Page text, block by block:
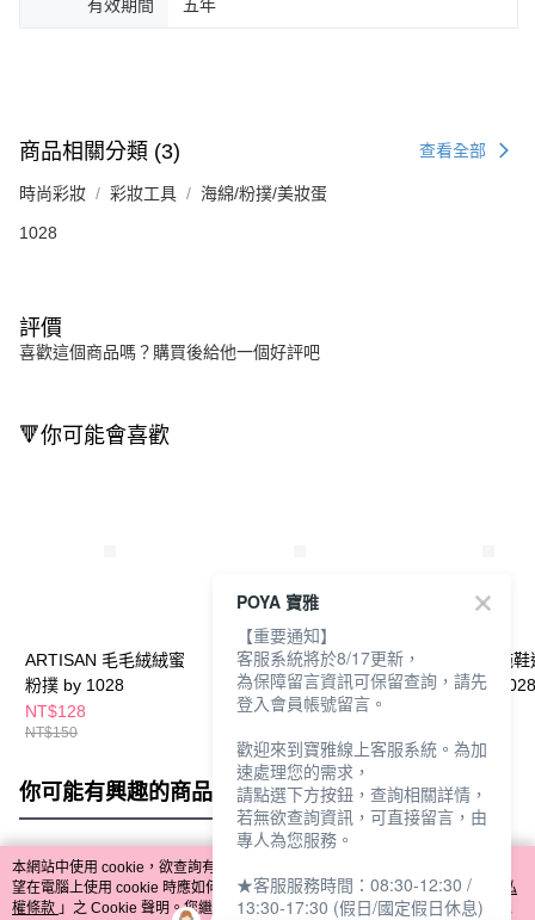
有效期間 五年
商品相關分類 (3) 查看全部
時尚彩妝 彩妝工具 海綿/粉撲/美妝蛋
1028
評價
喜歡這個商品嗎？購買後給他一個好評吧
🔻你可能會喜歡
ARTISAN 毛毛絨絨蜜
粉撲 by 1028
NT$128
NT$150
ARTISAN 小披薩定妝
蜜粉撲 by 1028
NT$119
ARTISAN 小拖
手指粉撲 by 1028
你可能有興趣的商品 全站排行
熱門標籤
本網站中使用 cookie，欲查詢有關本網站使用 cookie 方式之詳情，及若您不希
望在電腦上使用 cookie 時應如何變更電腦的 cookie 設定，請參閱本網站「
隱私
權條款 」之 Cookie 聲明。您繼續使用本網站即表示您同意本公司得按本網站使
POYA 寶雅
【重要通知】
客服系統將於8/17更新，
為保障留言資訊可保留查詢，請先
登入會員帳號留言。
歡迎來到寶雅線上客服系統。為加
速處理您的需求，
請點選下方按鈕，查詢相關詳情，
若無欲查詢資訊，可直接留言，由
專人為您服務。
★客服服務時間：08:30-12:30 /
13:30-17:30 (假日/國定假日休息)